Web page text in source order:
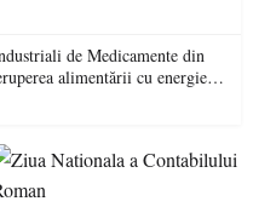
de Medicamente din
alimentării cu energie
va pune în pericol